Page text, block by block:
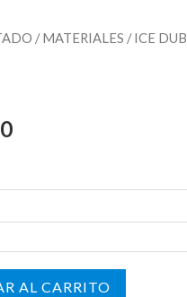
/MATERIALES / ICE DUB
Rango
precios:
$4.300
AL CARRITO